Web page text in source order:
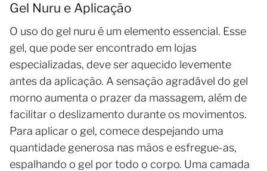
Gel Nuru e Aplicação
O uso do gel nuru é um elemento essencial. Esse
gel, que pode ser encontrado em lojas
especializadas, deve ser aquecido levemente
antes da aplicação. A sensação agradável do gel
morno aumenta o prazer da massagem, além de
facilitar o deslizamento durante os movimentos.
Para aplicar o gel, comece despejando uma
quantidade generosa nas mãos e esfregue-as,
espalhando o gel por todo o corpo. Uma camada